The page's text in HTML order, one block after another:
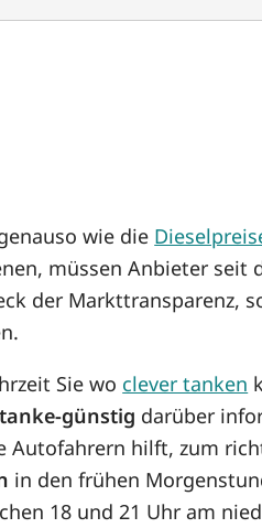
wie die
müssen Anbieter seit
der Markttransparenz,
Sie wo clever tanken
tanke-günstig darüber
Autofahrern hilft, zum
in den frühen
18 und 21 Uhr am